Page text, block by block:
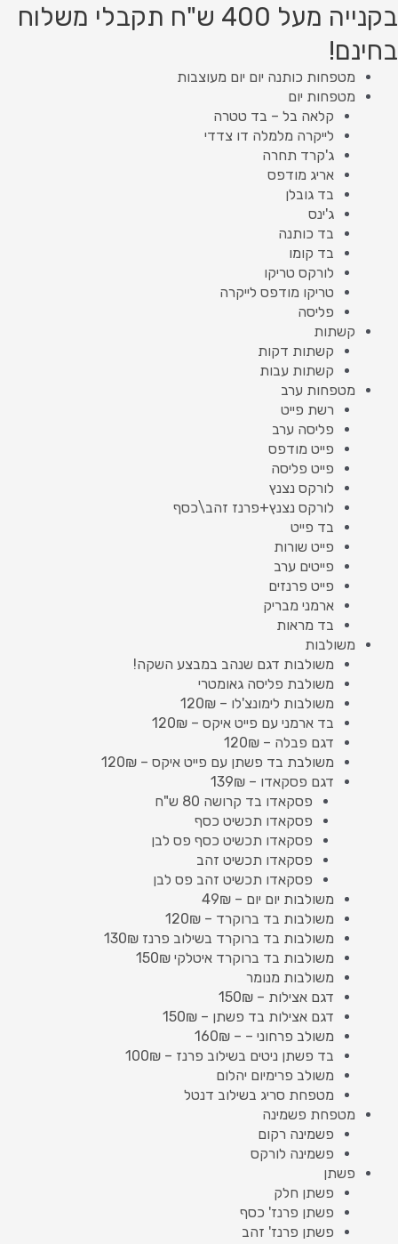
דילוג
לתוכן
בקנייה מעל 400 ש"ח תקבלי משלוח
בחינם!
מטפחות כותנה יום יום מעוצבות
מטפחות יום
קלאה בל – בד טטרה
לייקרה מלמלה דו צדדי
ג'קרד תחרה
אריג מודפס
בד גובלן
ג'ינס
בד כותנה
בד קומו
לורקס טריקו
טריקו מודפס לייקרה
פליסה
קשתות
קשתות דקות
קשתות עבות
מטפחות ערב
רשת פייט
פליסה ערב
פייט מודפס
פייט פליסה
לורקס נצנץ
לורקס נצנץ+פרנז זהב\כסף
בד פייט
פייט שורות
פייטים ערב
פייט פרנזים
ארמני מבריק
בד מראות
משולבות
משולבות דגם שנהב במבצע השקה!
משולבת פליסה גאומטרי
משולבות לימונצ'לו – 120₪
בד ארמני עם פייט איקס – 120₪
דגם פבלה – 120₪
משולבת בד פשתן עם פייט איקס – 120₪
דגם פסקאדו – 139₪
פסקאדו בד קרושה 80 ש"ח
פסקאדו תכשיט כסף
פסקאדו תכשיט כסף פס לבן
פסקאדו תכשיט זהב
פסקאדו תכשיט זהב פס לבן
משולבות יום יום – 49₪
משולבות בד ברוקרד – 120₪
משולבות בד ברוקרד בשילוב פרנז 130₪
משולבות בד ברוקרד איטלקי 150₪
משולבות מנומר
דגם אצילות – 150₪
דגם אצילות בד פשתן – 150₪
משולב פרחוני – – 160₪
בד פשתן ניטים בשילוב פרנז – 100₪
משולב פרימיום יהלום
מטפחת סריג בשילוב דנטל
מטפחת פשמינה
פשמינה רקום
פשמינה לורקס
פשתן
פשתן חלק
פשתן פרנז' כסף
פשתן פרנז' זהב
Products
search
Products
search
כמות
של
כותנה